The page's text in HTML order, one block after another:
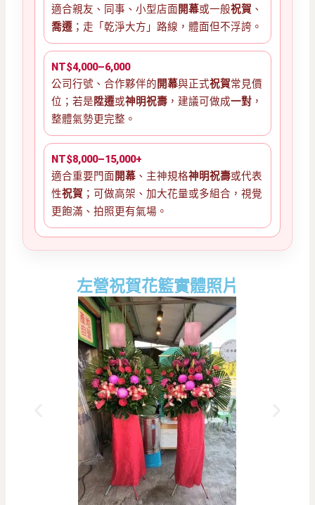
適合親友、同事、小型店面 開幕或一般祝賀 、
喬遷 ；走「乾淨大方」路線，體面但不浮誇。
NT$4,000–6,000
公司行號、合作夥伴的 開幕與正式祝賀常見價
位；若是陞遷或神明祝壽 ，建議可做成一對 ，
整體氣勢更完整。
NT$8,000–15,000+
適合重要門面 開幕 、主神規格神明祝壽或代表
性祝賀 ；可做高架、加大花量或多組合，視覺
更飽滿、拍照更有氣場。
左營祝賀花籃實體照片